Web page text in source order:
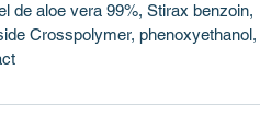
de aloe vera 99%, Stirax benzoin,
Crosspolymer, phenoxyethanol,